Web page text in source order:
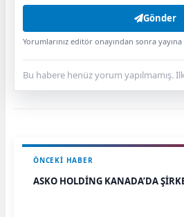
Gönder
Yorumlarınız editör onayından sonra yayına
Bu habere henüz yorum yapılmamış.
ÖNCEKI HABER
ASKO HOLDİNG KANADA’DA